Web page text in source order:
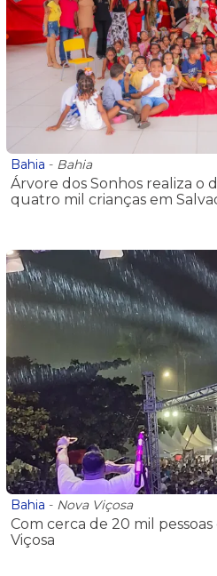
Bahia - Bahia
Árvore dos Sonhos realiza o
quatro mil crianças em
Bahia - Nova Viçosa
Com cerca de 20 mil
Viçosa